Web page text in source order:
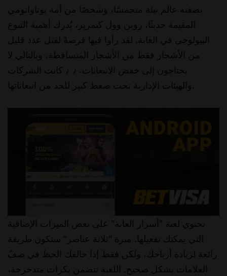
بصفته عالم بيئة متحمسًا، وشخصًا من أمة بوتاواتومي
المقيمة حديثًا، روبن وول كيمرير، يُدرك أهمية التنوع
البيولوجي في الغابة. لقد رأوا فيها فرصةً لقتل عدد قليل
من الأشجار فقط من الأشجار المتساقطة، وبالتالي لا
يحتاجون إلى خفض الانبعاثات. ♪ ♪ كانت الشركات
تحتوي لعبة "أسرار الغابة" على بعض الميزات الإضافية
التي يمكنك تفعيلها. ميزة "ثلاثة عناصر" ستكون طريقة
رائعة لزيادة أرباحك، ولكن فقط إذا حالفك الحظ في صفّ
العلامات بشكل صحيح. اللعبة تتضمن بكرات متدحرجة،